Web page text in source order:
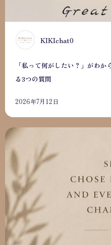
K KIKIchat0
「私って何がしたい？」がわ
る3つの質問
2026年7月12日
【自己理解】人生のHPが0に